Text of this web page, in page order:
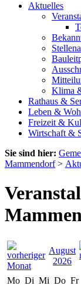
Aktuelles
Klima
Rathaus &
Leben &
Freizeit &
Wirtschaft &
Sie sind hier:
Mammendorf>
August
2026
Mo Di Mi Do Fr